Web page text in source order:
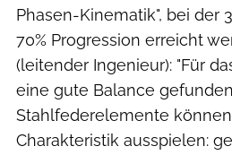
Phasen-Kinematik", bei der
70% Progression erreicht
(leitender Ingenieur): "Für
eine gute Balance
Stahlfederelemente
Charakteristik ausspielen: